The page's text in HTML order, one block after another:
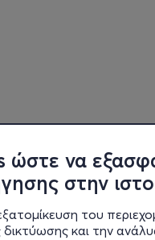
να
στην
του
και την